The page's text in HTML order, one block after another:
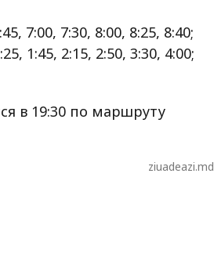
7:00, 7:30, 8:00, 8:25, 8:40;
1:45, 2:15, 2:50, 3:30, 4:00;
в 19:30 по маршруту
ziuadeazi.md